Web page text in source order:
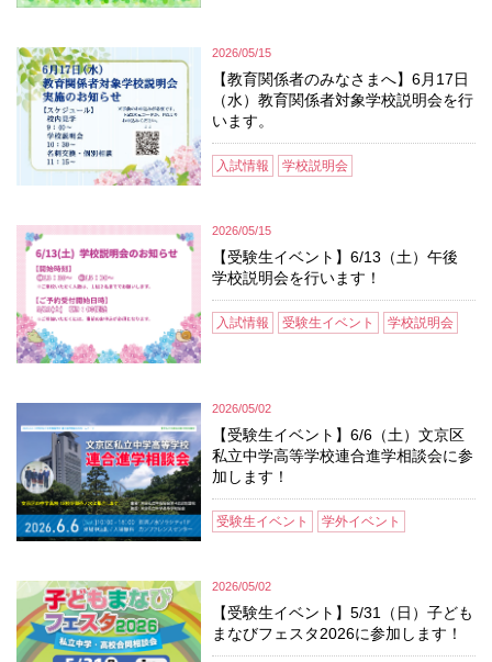
2026/05/15
【教育関係者のみなさまへ】6月17日
（水）教育関係者対象学校説明会を行
います。
入試情報 学校説明会
2026/05/15
【受験生イベント】6/13（土）午後
学校説明会を行います！
入試情報 受験生イベント 学校説明会
2026/05/02
【受験生イベント】6/6（土）文京区
私立中学高等学校連合進学相談会に参
加します！
受験生イベント 学外イベント
2026/05/02
【受験生イベント】5/31（日）子ども
まなびフェスタ2026に参加します！